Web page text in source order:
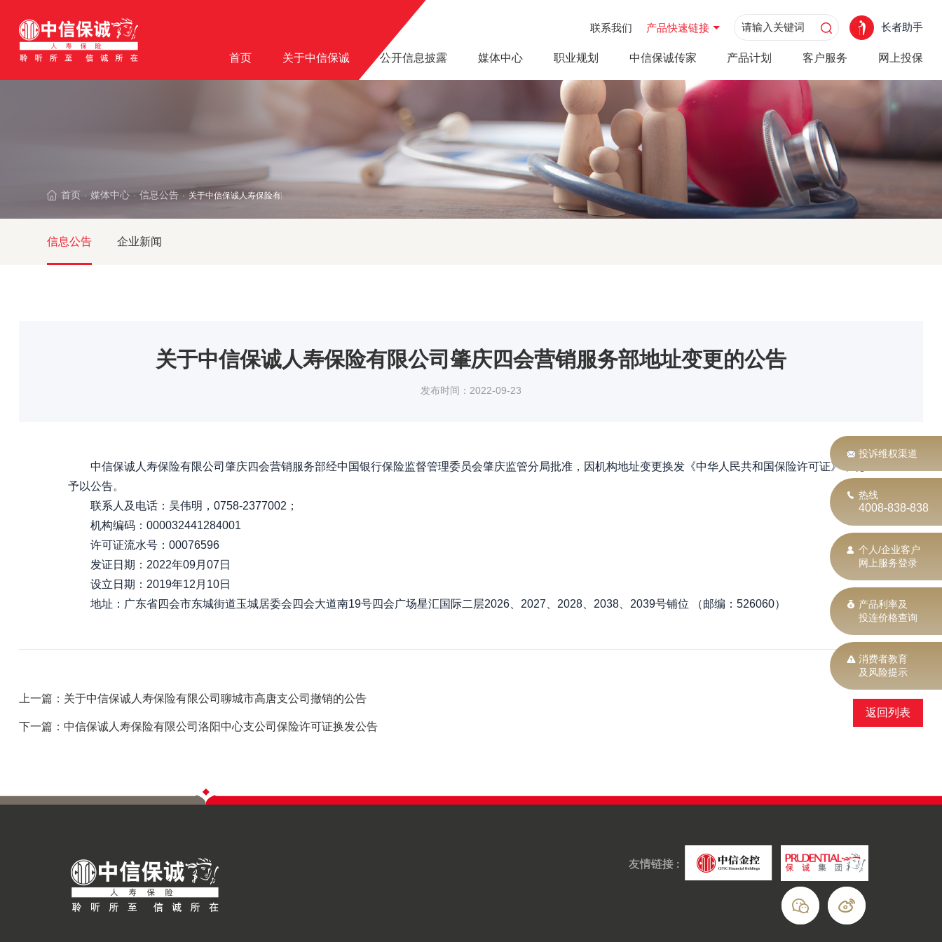
联系我们 产品快速链接 长者助手
首页 关于中信保诚 公开信息披露 媒体中心 职业规划 中信保诚传家 产品计划 客户服务 网上投保
首页 · 媒体中心 · 信息公告 · 关于中信保诚人寿保险有限公司肇庆四会营销服务部地址变更的公告
信息公告 企业新闻
关于中信保诚人寿保险有限公司肇庆四会营销服务部地址变更的公告
发布时间：2022-09-23
中信保诚人寿保险有限公司肇庆四会营销服务部经中国银行保险监督管理委员会肇庆监管分局批准，因机构地址变更换发《中华人民共和国保险许可证》，现
予以公告。
联系人及电话：吴伟明，0758-2377002；
机构编码：000032441284001
许可证流水号：00076596
发证日期：2022年09月07日
设立日期：2019年12月10日
地址：广东省四会市东城街道玉城居委会四会大道南19号四会广场星汇国际二层2026、2027、2028、2038、2039号铺位 （邮编：526060）
上一篇：关于中信保诚人寿保险有限公司聊城市高唐支公司撤销的公告
下一篇：中信保诚人寿保险有限公司洛阳中心支公司保险许可证换发公告
返回列表
友情链接 :
投诉维权渠道
热线
4008-838-838
个人/企业客户
网上服务登录
产品利率及
投连价格查询
消费者教育
及风险提示